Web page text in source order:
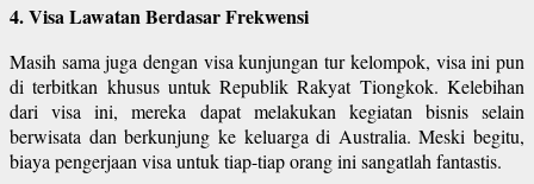
4. Visa Lawatan Berdasar Frekwensi
Masih sama juga dengan visa kunjungan tur kelompok, visa ini pun
di terbitkan khusus untuk Republik Rakyat Tiongkok. Kelebihan
dari visa ini, mereka dapat melakukan kegiatan bisnis selain
berwisata dan berkunjung ke keluarga di Australia. Meski begitu,
biaya pengerjaan visa untuk tiap-tiap orang ini sangatlah fantastis.